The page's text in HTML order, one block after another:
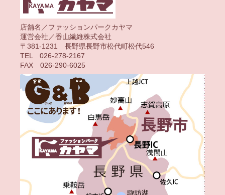
店舗名／ファッションパークカヤマ
運営会社／香山繊維株式会社
〒381-1231 長野県長野市松代町松代546
TEL 026-278-2167
FAX 026-290-6025